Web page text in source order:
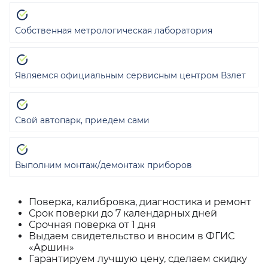
Поверка, калибровка, диагностика и ремонт
Срок поверки до 7 календарных дней
Срочная поверка от 1 дня
Выдаем свидетельство и вносим в ФГИС
«Аршин»
Гарантируем лучшую цену, сделаем скидку
Собственная метрологическая лаборатория
Являемся официальным сервисным центром Взлет
Свой автопарк, приедем сами
Выполним монтаж/демонтаж приборов